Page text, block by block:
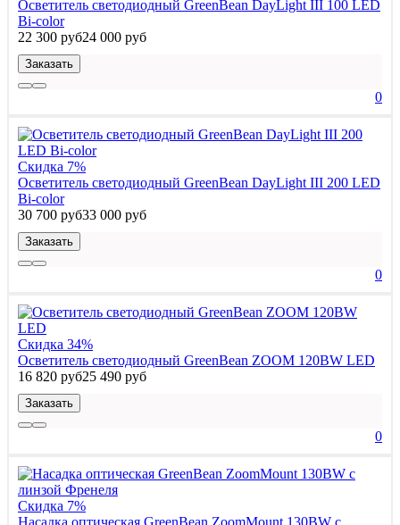
Осветитель светодиодный GreenBean DayLight III 100 LED
Bi-color
22 300 руб24 000 руб
Заказать
0
Скидка 7%
Осветитель светодиодный GreenBean DayLight III 200 LED
Bi-color
30 700 руб33 000 руб
Заказать
0
Скидка 34%
Осветитель cветодиодный GreenBean ZOOM 120BW LED
16 820 руб25 490 руб
Заказать
0
Скидка 7%
Насадка оптическая GreenBean ZoomMount 130BW с